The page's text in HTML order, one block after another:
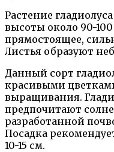
Растение
высоты около 90-
прямостоящее,
Листья образуют
Данный сорт
красивыми
выращивания.
предпочитают
разработанной
Посадка
10-15 см.